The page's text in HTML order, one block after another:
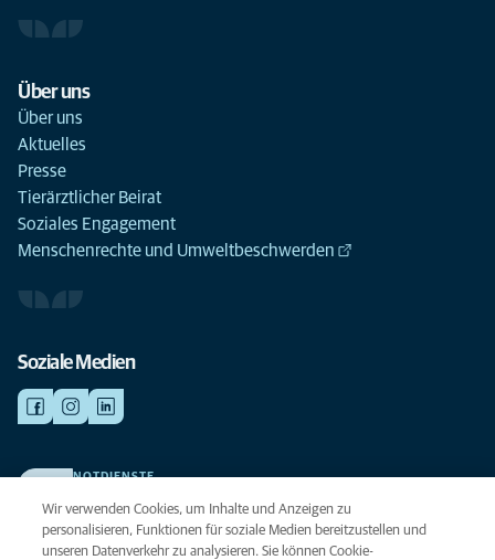
Über uns
Über uns
Aktuelles
Presse
Tierärztlicher Beirat
Soziales Engagement
Menschenrechte und Umweltbeschwerden
Soziale Medien
NOTDIENSTE
beste Versorgung verdient.
Wir verwenden Cookies, um Inhalte und Anzeigen zu
personalisieren, Funktionen für soziale Medien bereitzustellen und
unseren Datenverkehr zu analysieren. Sie können Cookie-